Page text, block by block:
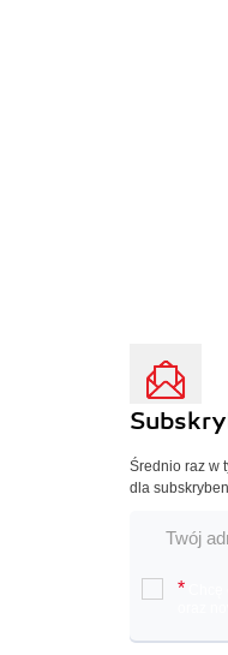
Średnio raz w
dla
*